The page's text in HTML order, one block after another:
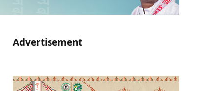
Advertisement